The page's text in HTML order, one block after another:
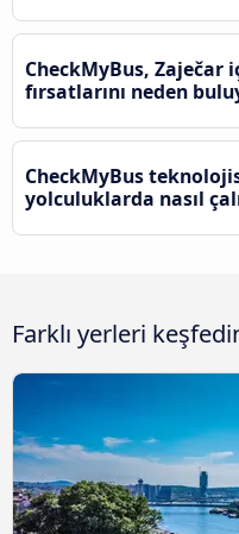
CheckMyBus, Zaječar
fırsatlarını neden
CheckMyBus
yolculuklarda nasıl
Farklı yerleri